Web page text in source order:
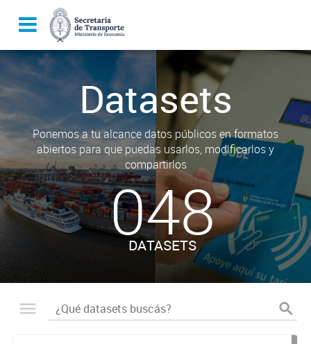
Datasets
Ponemos a tu alcance datos públicos en formatos
abiertos para que puedas usarlos, modificarlos y
compartirlos
048
DATASETS